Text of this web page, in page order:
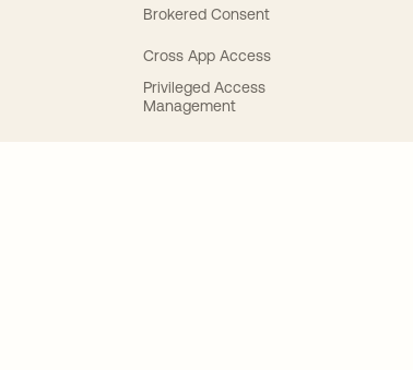
Brokered Consent
Cross App Access
Privileged Access
Management